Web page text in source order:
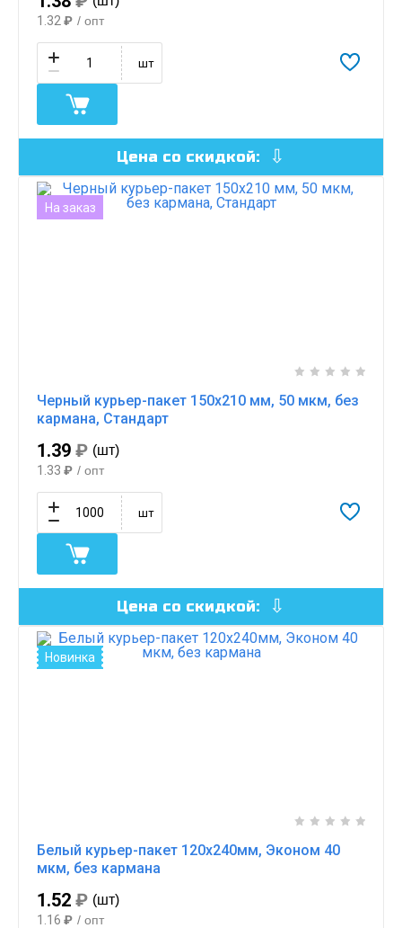
1.32 ₽ / опт
шт
Цена со скидкой:
На заказ
Черный курьер-пакет 150х210 мм, 50 мкм, без
кармана, Стандарт
1.39 ₽ (шт)
1.33 ₽ / опт
шт
Цена со скидкой:
Новинка
Белый курьер-пакет 120х240мм, Эконом 40
мкм, без кармана
1.52 ₽ (шт)
1.16 ₽ / опт